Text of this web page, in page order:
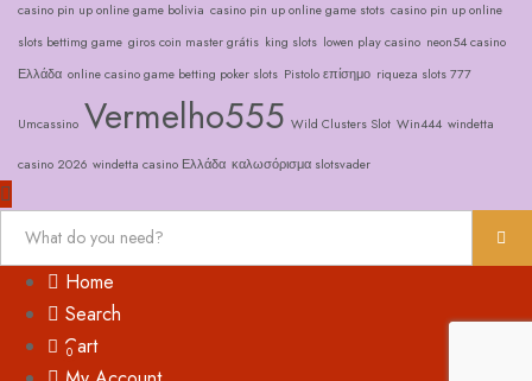
casino pin up online game bolivia casino pin up online game stots casino pin up online
slots bettimg game giros coin master grátis king slots lowen play casino neon54 casino
Ελλάδα online casino game betting poker slots Pistolo επίσημο riqueza slots 777
Umcassino Vermelho555 Wild Clusters Slot Win444 windetta
casino 2026 windetta casino Ελλάδα καλωσόρισμα slotsvader
Home
Search
0
Cart